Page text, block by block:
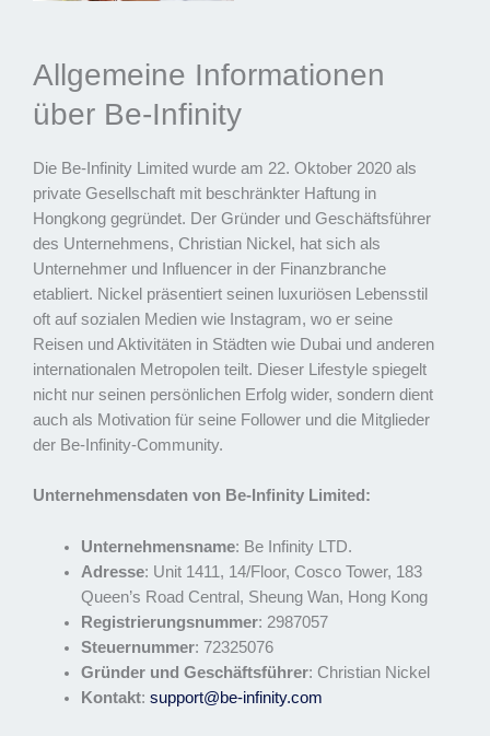
Allgemeine Informationen
über Be-Infinity
Die Be-Infinity Limited wurde am 22. Oktober 2020 als
private Gesellschaft mit beschränkter Haftung in
Hongkong gegründet. Der Gründer und Geschäftsführer
des Unternehmens, Christian Nickel, hat sich als
Unternehmer und Influencer in der Finanzbranche
etabliert. Nickel präsentiert seinen luxuriösen Lebensstil
oft auf sozialen Medien wie Instagram, wo er seine
Reisen und Aktivitäten in Städten wie Dubai und anderen
internationalen Metropolen teilt. Dieser Lifestyle spiegelt
nicht nur seinen persönlichen Erfolg wider, sondern dient
auch als Motivation für seine Follower und die Mitglieder
der Be-Infinity-Community.
Unternehmensdaten von Be-Infinity Limited:
Unternehmensname: Be Infinity LTD.
Adresse: Unit 1411, 14/Floor, Cosco Tower, 183
Queen’s Road Central, Sheung Wan, Hong Kong
Registrierungsnummer: 2987057
Steuernummer: 72325076
Gründer und Geschäftsführer: Christian Nickel
Kontakt: support@be-infinity.com